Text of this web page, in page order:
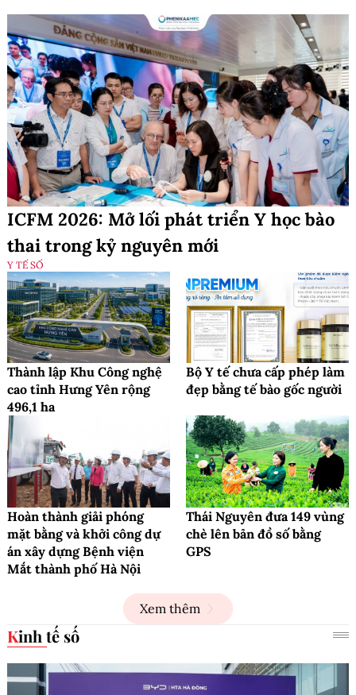
ICFM 2026: Mở lối phát triển Y học bào
thai trong kỷ nguyên mới
Y TẾ SỐ
Thành lập Khu Công nghệ
cao tỉnh Hưng Yên rộng
496,1 ha
Bộ Y tế chưa cấp phép làm
đẹp bằng tế bào gốc người
Hoàn thành giải phóng
mặt bằng và khởi công dự
án xây dựng Bệnh viện
Mắt thành phố Hà Nội
Thái Nguyên đưa 149 vùng
chè lên bản đồ số bằng
GPS
Xem thêm
Kinh tế số